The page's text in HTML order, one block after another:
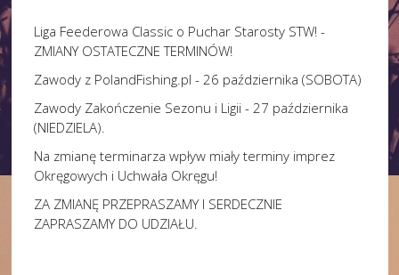
Liga Feederowa Classic o Puchar Starosty STW! -
ZMIANY OSTATECZNE TERMINÓW!
Zawody z PolandFishing.pl - 26 października (SOBOTA)
Zawody Zakończenie Sezonu i Ligii - 27 października
(NIEDZIELA).
Na zmianę terminarza wpływ miały terminy imprez
Okręgowych i Uchwała Okręgu!
ZA ZMIANĘ PRZEPRASZAMY I SERDECZNIE
ZAPRASZAMY DO UDZIAŁU.